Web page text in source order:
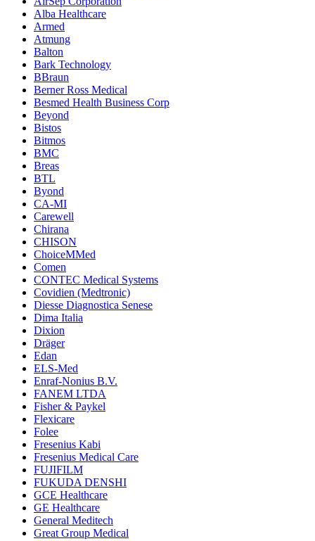
Alba Healthcare
Armed
Atmung
Balton
Bark Technology
BBraun
Berner Ross Medical
Besmed Health Business Corp
Beyond
Bistos
Bitmos
BMC
Breas
BTL
Byond
CA-MI
Carewell
Chirana
CHISON
ChoiceMMed
Comen
CONTEC Medical Systems
Covidien (Medtronic)
Diesse Diagnostica Senese
Dima Italia
Dixion
Dräger
Edan
ELS-Med
Enraf-Nonius B.V.
FANEM LTDA
Fisher & Paykel
Flexicare
Folee
Fresenius Kabi
Fresenius Medical Care
FUJIFILM
FUKUDA DENSHI
GCE Healthcare
GE Healthcare
General Meditech
Great Group Medical